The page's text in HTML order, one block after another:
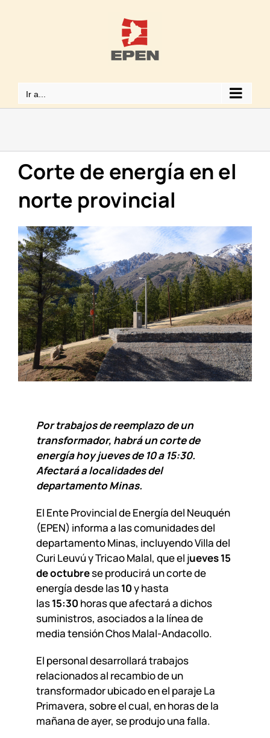
Ir a...
Corte de energía en el
norte provincial
Por trabajos de reemplazo de un
transformador, habrá un corte de
energía hoy jueves de 10 a 15:30.
Afectará a localidades del
departamento Minas.
El Ente Provincial de Energía del Neuquén
(EPEN) informa a las comunidades del
departamento Minas, incluyendo Villa del
Curi Leuvú y Tricao Malal, que el jueves 15
de octubrese producirá un corte de
energía desde las10y hasta
las15:30 horas que afectará a dichos
suministros, asociados a la línea de
media tensión Chos Malal-Andacollo.
El personal desarrollará trabajos
relacionados al recambio de un
transformador ubicado en el paraje La
Primavera, sobre el cual, en horas de la
mañana de ayer, se produjo una falla.